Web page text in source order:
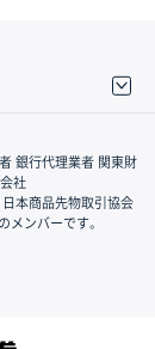
銀行代理業者 関東財
社
日本商品先物取引協会
メンバーです。